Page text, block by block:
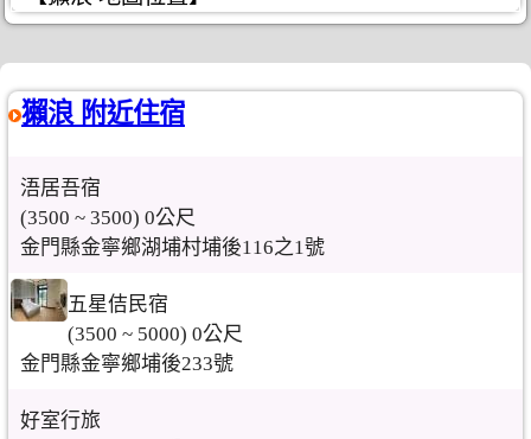
獺浪 附近住宿
浯居吾宿
(3500 ~ 3500) 0公尺
金門縣金寧鄉湖埔村埔後116之1號
五星佶民宿
(3500 ~ 5000) 0公尺
金門縣金寧鄉埔後233號
好室行旅